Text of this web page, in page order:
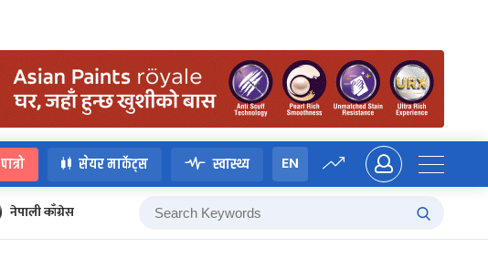
पात्रो सेयर मार्केट्स स्वास्थ्य EN
नेपाली काँग्रेस